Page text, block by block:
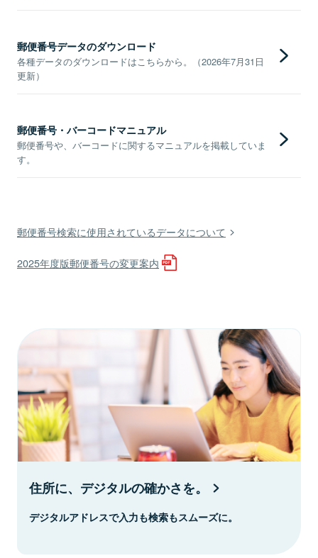
郵便番号データのダウンロード
各種データのダウンロードはこちらから。（2026年7月31日
更新）
郵便番号・バーコードマニュアル
郵便番号や、バーコードに関するマニュアルを掲載していま
す。
郵便番号検索に使用されているデータについて
2025年度版郵便番号の変更案内
住所に、デジタルの確かさを。
デジタルアドレスで入力も検索もスムーズに。